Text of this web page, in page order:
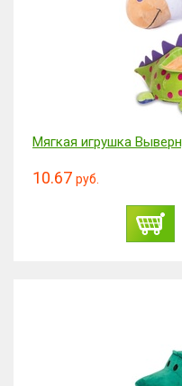
Мягкая игрушка
10.67 руб.